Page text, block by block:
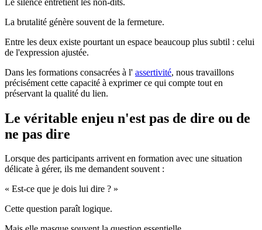
La brutalité génère souvent de la fermeture.
Entre les deux existe pourtant un espace beaucoup plus subtil : celui
de l'expression ajustée.
Dans les formations consacrées à l' assertivité, nous travaillons
précisément cette capacité à exprimer ce qui compte tout en
préservant la qualité du lien.
Le véritable enjeu n'est pas de dire ou de
ne pas dire
Lorsque des participants arrivent en formation avec une situation
délicate à gérer, ils me demandent souvent :
« Est-ce que je dois lui dire ? »
Cette question paraît logique.